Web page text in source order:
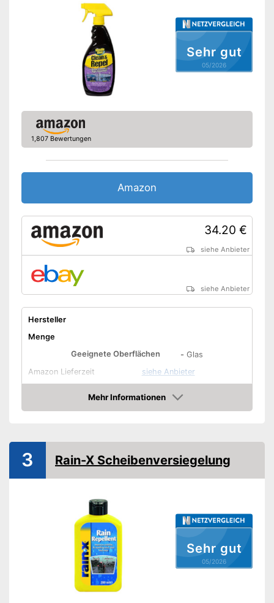
Sehr gut
05/2026
1,807 Bewertungen
Amazon
34.20 €
siehe Anbieter
siehe Anbieter
Hersteller
Menge
Geeignete Oberflächen
- Glas
Amazon Lieferzeit
siehe Anbieter
Mehr Informationen
Amazon
Sehr gut
05/2026
3 Rain-X Scheibenversiegelung